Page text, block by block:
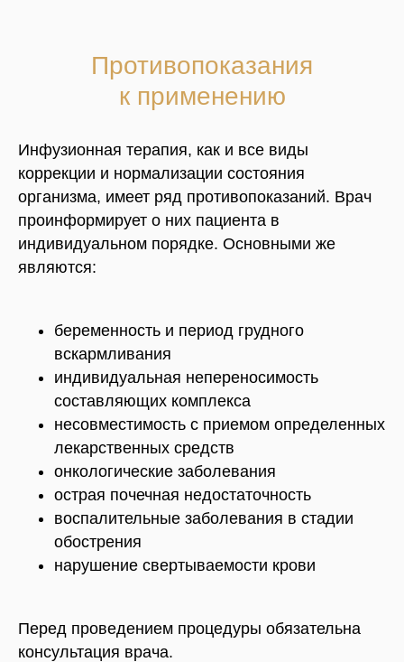
Противопоказания
к применению
Инфузионная терапия, как и все виды
коррекции и нормализации состояния
организма, имеет ряд противопоказаний. Врач
проинформирует о них пациента в
индивидуальном порядке. Основными же
являются:
беременность и период грудного
вскармливания
индивидуальная непереносимость
составляющих комплекса
несовместимость с приемом определенных
лекарственных средств
онкологические заболевания
острая почечная недостаточность
воспалительные заболевания в стадии
обострения
нарушение свертываемости крови
Перед проведением процедуры обязательна
консультация врача.